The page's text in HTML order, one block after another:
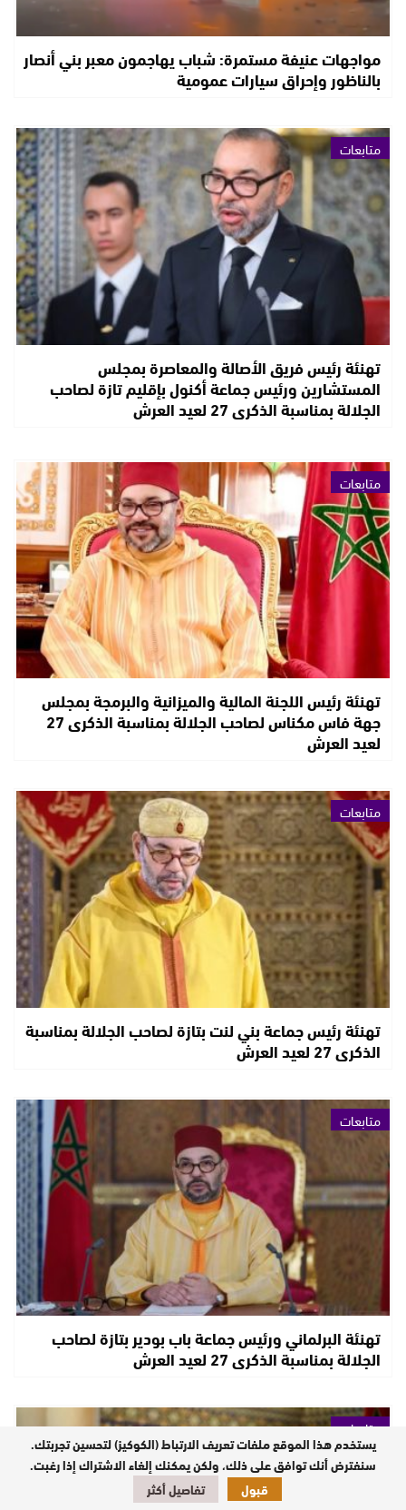
مواجهات عنيفة مستمرة: شباب يهاجمون معبر بني أنصار
بالناظور وإحراق سيارات عمومية
متابعات
تهنئة رئيس فريق الأصالة والمعاصرة بمجلس
المستشارين ورئيس جماعة أكنول بإقليم تازة لصاحب
الجلالة بمناسبة الذكرى 27 لعيد العرش
متابعات
تهنئة رئيس اللجنة المالية والميزانية والبرمجة بمجلس
جهة فاس مكناس لصاحب الجلالة بمناسبة الذكرى 27
لعيد العرش
متابعات
تهنئة رئيس جماعة بني لنت بتازة لصاحب الجلالة بمناسبة
الذكرى 27 لعيد العرش
متابعات
تهنئة البرلماني ورئيس جماعة باب بودير بتازة لصاحب
الجلالة بمناسبة الذكرى 27 لعيد العرش
متابعات
يستخدم هذا الموقع ملفات تعريف الارتباط (الكوكيز) لتحسين تجربتك.
سنفترض أنك توافق على ذلك، ولكن يمكنك إلغاء الاشتراك إذا رغبت.
قبول
تفاصيل أكثر